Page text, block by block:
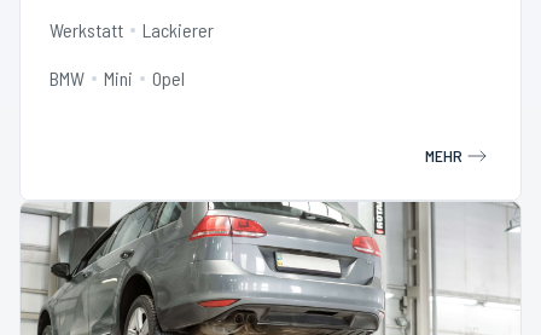
Werkstatt Lackierer
BMW Mini Opel
MEHR